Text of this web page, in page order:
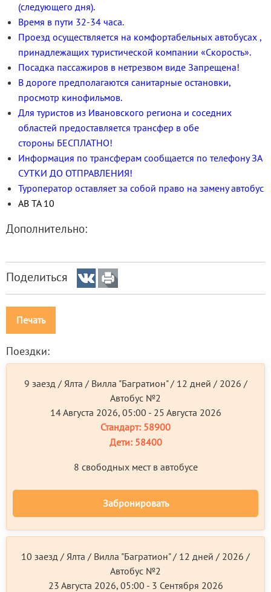
(следующего дня).
Время в пути 32-34 часа.
Проезд осуществляется на комфортабельных автобусах ,
принадлежащих туристической компании «Скорость».
Посадка пассажиров в нетрезвом виде Запрещена!
В дороге предполагаются санитарные остановки,
просмотр кинофильмов.
Для туристов из Ивановского региона и соседних
областей предоставляется трансфер в обе
стороны БЕСПЛАТНО!
Информация по трансферам сообщается по телефону ЗА
СУТКИ ДО ОТПРАВЛЕНИЯ!
Туроператор оставляет за собой право на замену автобус
АВ ТА 10
Дополнительно:
Поделиться
Печать
Поездки:
9 заезд / Ялта / Вилла "Багратион" / 12 дней / 2026 /
Автобус №2
14 Августа 2026, 05:00 - 25 Августа 2026
Стандарт: 58900
Дети:58400
8 свободных мест в автобусе
Забронировать
10 заезд / Ялта / Вилла "Багратион" / 12 дней / 2026 /
Автобус №2
23 Августа 2026, 05:00 - 3 Сентября 2026